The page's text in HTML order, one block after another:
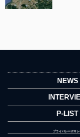
NEWS
P-LIST
プライバシーポリシ